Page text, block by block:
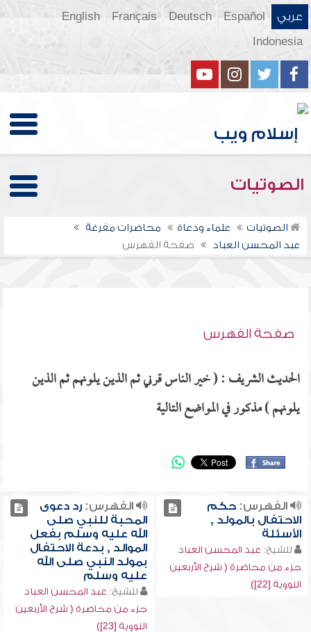
عربي Español
Deutsch
Français
English
Indonesia
الصوتيات
الصوتيات علماء ودعاة
محاضرات مفرغة
عبد المحسن العباد
صفحة الفهرس
صفحة الفهرس
الحديث الشريف : ( خير الناس قرني ثم الذين يلونهم ثم الذين
يلونهم ) مذكور في المواضع التالية
الفهرس:حكم
الاحتفال بالمولد ,
الأسئلة
للشيخ: عبد المحسن العباد
جزء من محاضرة ( شرح الأربعين
النووية [22])
الفهرس:رد دعوى
المحبة للنبي صلى
الله عليه وسلم بفعل
الموالد , بدعة الاحتفال
بمولد النبي صلى الله
عليه وسلم
للشيخ: عبد المحسن العباد
جزء من محاضرة ( شرح الأربعين
النووية [23])